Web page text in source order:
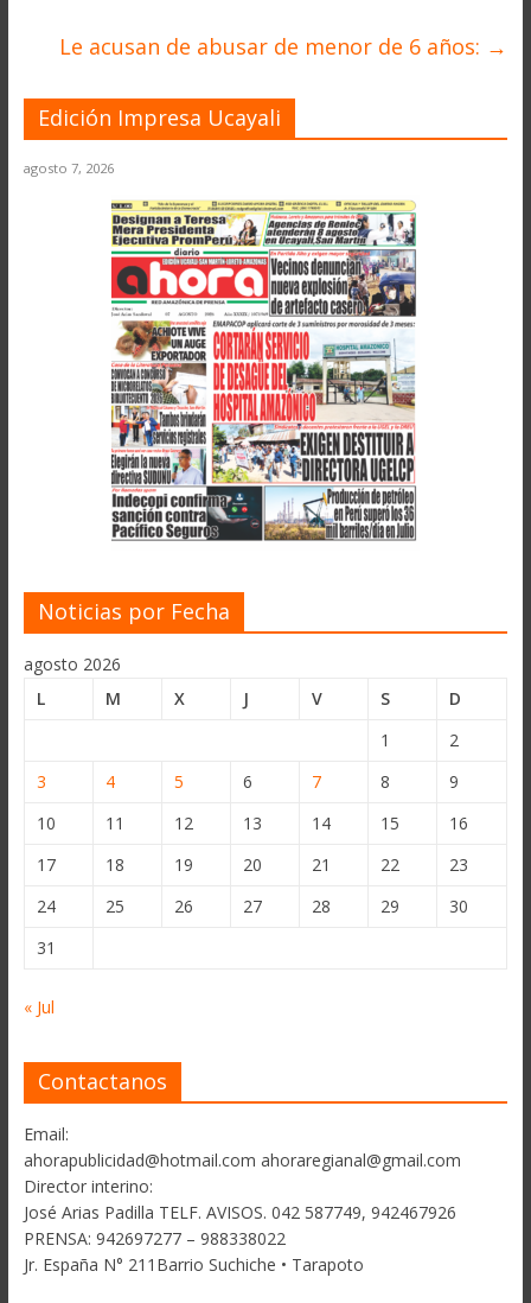
Le acusan de abusar de menor de 6 años: →
Edición Impresa Ucayali
agosto 7, 2026
Noticias por Fecha
agosto 2026
L
M X J V S
D
1
2
3
4 5 6 7 8
9
10
11 12 13 14 15
16
17
18 19 20 21 22
23
24
25 26 27 28 29
30
31
« Jul
Contactanos
Email:
ahorapublicidad@hotmail.com ahoraregianal@gmail.com
Director interino:
José Arias Padilla TELF. AVISOS. 042 587749, 942467926
PRENSA: 942697277 – 988338022
Jr. España N° 211Barrio Suchiche • Tarapoto